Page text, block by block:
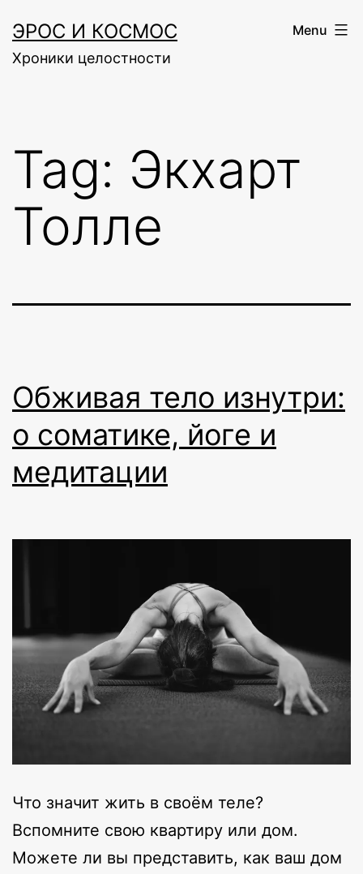
to
content
ЭРОС И КОСМОС
Хроники целостности
Menu
Tag: Экхарт
Толле
Обживая тело изнутри:
о соматике, йоге и
медитации
Что значит жить в своём теле?
Вспомните свою квартиру или дом.
Можете ли вы представить, как ваш дом